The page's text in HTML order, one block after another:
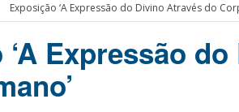
Exposição ‘A Expressão do Divino Através do
Expressão